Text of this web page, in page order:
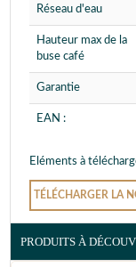
Réseau d'eau
Hauteur max de la
buse café
Garantie
EAN :
Eléments à
TÉLÉCHARGER LA
PRODUITS À